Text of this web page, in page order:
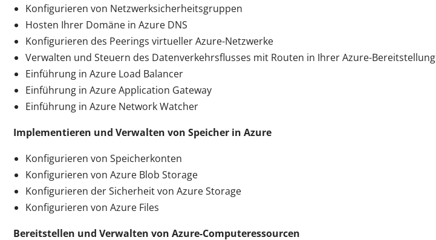
Konfigurieren von Netzwerksicherheitsgruppen
Hosten Ihrer Domäne in Azure DNS
Konfigurieren des Peerings virtueller Azure-Netzwerke
Verwalten und Steuern des Datenverkehrsflusses mit Routen in Ihrer Azure-Bereitstellung
Einführung in Azure Load Balancer
Einführung in Azure Application Gateway
Einführung in Azure Network Watcher
Implementieren und Verwalten von Speicher in Azure
Konfigurieren von Speicherkonten
Konfigurieren von Azure Blob Storage
Konfigurieren der Sicherheit von Azure Storage
Konfigurieren von Azure Files
Bereitstellen und Verwalten von Azure-Computeressourcen